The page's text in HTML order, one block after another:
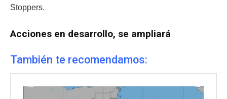
Stoppers.
Acciones en desarrollo, se ampliará
También te recomendamos: